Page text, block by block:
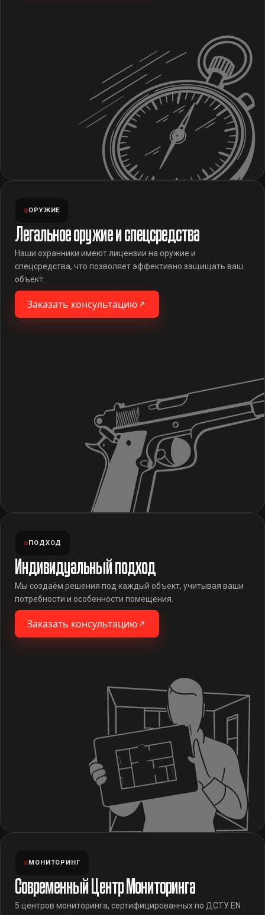
ОРУЖИЕ
Легальное оружие и спецсредства
Наши охранники имеют лицензии на оружие и
спецсредства, что позволяет эффективно защищать ваш
объект.
Заказать консультацию
ПОДХОД
Индивидуальный подход
Мы создаём решения под каждый объект, учитывая ваши
потребности и особенности помещения.
Заказать консультацию
МОНИТОРИНГ
Современный Центр Мониторинга
5 центров мониторинга, сертифицированных по ДСТУ EN